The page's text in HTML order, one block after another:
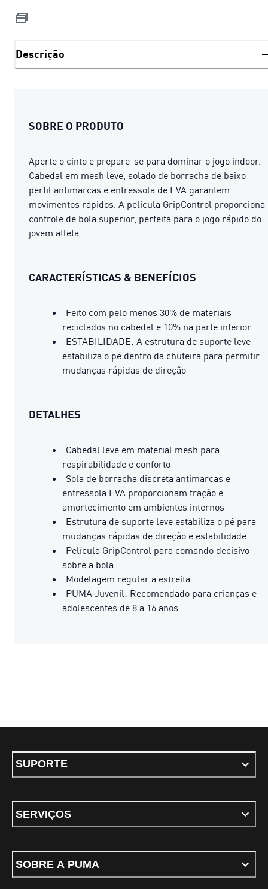
Descrição
SOBRE O PRODUTO
Aperte o cinto e prepare-se para dominar o jogo indoor.
Cabedal em mesh leve, solado de borracha de baixo
perfil antimarcas e entressola de EVA garantem
movimentos rápidos. A película GripControl proporciona
controle de bola superior, perfeita para o jogo rápido do
jovem atleta.
CARACTERÍSTICAS & BENEFÍCIOS
Feito com pelo menos 30% de materiais
reciclados no cabedal e 10% na parte inferior
ESTABILIDADE: A estrutura de suporte leve
estabiliza o pé dentro da chuteira para permitir
mudanças rápidas de direção
DETALHES
Cabedal leve em material mesh para
respirabilidade e conforto
Sola de borracha discreta antimarcas e
entressola EVA proporcionam tração e
amortecimento em ambientes internos
Estrutura de suporte leve estabiliza o pé para
mudanças rápidas de direção e estabilidade
Película GripControl para comando decisivo
sobre a bola
Modelagem regular a estreita
PUMA Juvenil: Recomendado para crianças e
adolescentes de 8 a 16 anos
SUPORTE
SERVIÇOS
SOBRE A PUMA